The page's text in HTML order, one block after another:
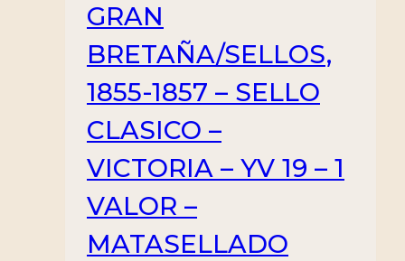
GRAN
BRETAÑA/SELLOS,
1855-1857 – SELLO
CLASICO –
VICTORIA – YV 19 – 1
VALOR –
MATASELLADO